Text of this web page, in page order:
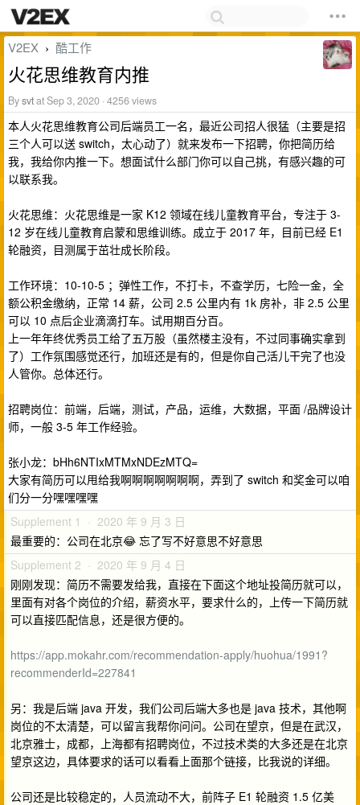
V2EX › 酷工作
火花思维教育内推
Bysvtat Sep 3, 2020 · 4256 views
本人火花思维教育公司后端员工一名，最近公司招人很猛（主要是招
三个人可以送 switch，太心动了）就来发布一下招聘，你把简历给
我，我给你内推一下。想面试什么部门你可以自己挑，有感兴趣的可
以联系我。
火花思维：火花思维是一家 K12 领域在线儿童教育平台，专注于 3-
12 岁在线儿童教育启蒙和思维训练。成立于 2017 年，目前已经 E1
轮融资，目测属于茁壮成长阶段。
工作环境：10-10-5 ；弹性工作，不打卡，不查学历，七险一金，全
额公积金缴纳，正常 14 薪，公司 2.5 公里内有 1k 房补，非 2.5 公里
可以 10 点后企业滴滴打车。试用期百分百。
上一年年终优秀员工给了五万股（虽然楼主没有，不过同事确实拿到
了）工作氛围感觉还行，加班还是有的，但是你自己活儿干完了也没
人管你。总体还行。
招聘岗位：前端，后端，测试，产品，运维，大数据，平面 /品牌设计
师，一般 3-5 年工作经验。
张小龙：bHh6NTIxMTMxNDEzMTQ=
大家有简历可以甩给我啊啊啊啊啊啊啊，弄到了 switch 和奖金可以咱
们分一分嘿嘿嘿嘿
Supplement 1 · 2020 年 9 月 3 日
最重要的：公司在北京😂 忘了写不好意思不好意思
Supplement 2 · 2020 年 9 月 4 日
刚刚发现：简历不需要发给我，直接在下面这个地址投简历就可以，
里面有对各个岗位的介绍，薪资水平，要求什么的，上传一下简历就
可以直接匹配信息，还是很方便的。
https://app.mokahr.com/recommendation-apply/huohua/1991?
recommenderId=227841
另：我是后端 java 开发，我们公司后端大多也是 java 技术，其他啊
岗位的不太清楚，可以留言我帮你问问。公司在望京，但是在武汉，
北京雅士，成都，上海都有招聘岗位，不过技术类的大多还是在北京
望京这边，具体要求的话可以看看上面那个链接，比我说的详细。
公司还是比较稳定的，人员流动不大，前阵子 E1 轮融资 1.5 亿美